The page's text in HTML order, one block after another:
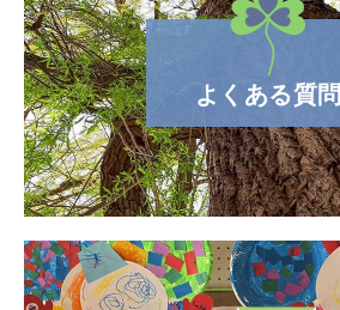
よくある質問